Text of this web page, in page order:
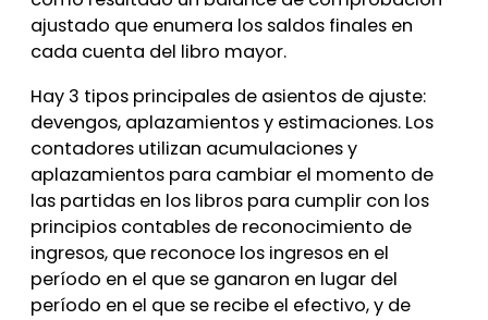
ajustado que enumera los saldos finales en
cada cuenta del libro mayor.
Hay 3 tipos principales de asientos de ajuste:
devengos, aplazamientos y estimaciones. Los
contadores utilizan acumulaciones y
aplazamientos para cambiar el momento de
las partidas en los libros para cumplir con los
principios contables de reconocimiento de
ingresos, que reconoce los ingresos en el
período en el que se ganaron en lugar del
período en el que se recibe el efectivo, y de